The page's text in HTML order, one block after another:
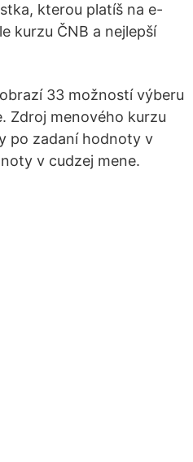
kterou platíš na e-
kurzu ČNB a nejlepší
33 možností výberu
Zdroj menového kurzu
po zadaní hodnoty v
v cudzej mene.